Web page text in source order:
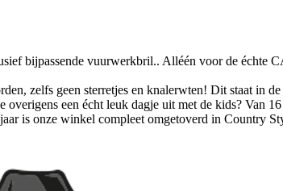
bijpassende vuurwerkbril.. Alléén voor de échte
zelfs geen sterretjes en knalerwten! Dit staat in
een écht leuk dagje uit met de kids? Van
is onze winkel compleet omgetoverd in Country